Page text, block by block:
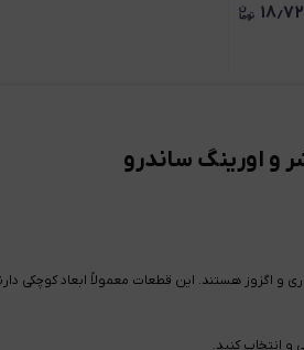
و اورینگ ساندرو
خنک‌کاری و اگزوز هستند. این قطعات معمولاً ابعاد